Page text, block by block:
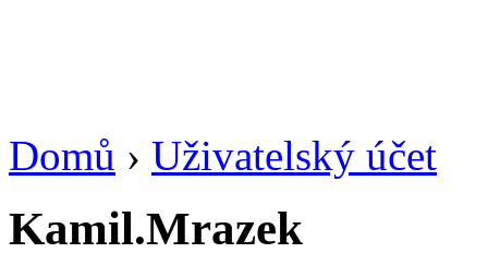
Domů › Uživatelský účet
Kamil.Mrazek